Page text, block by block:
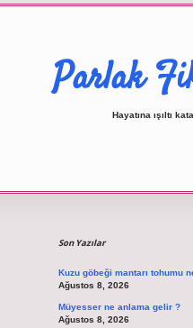
Parlak
Hayatına ışıltı
Son Yazılar
Kuzu göbeği mantarı tohumu
Ağustos 8, 2026
Müyesser ne anlama gelir ?
Ağustos 8, 2026